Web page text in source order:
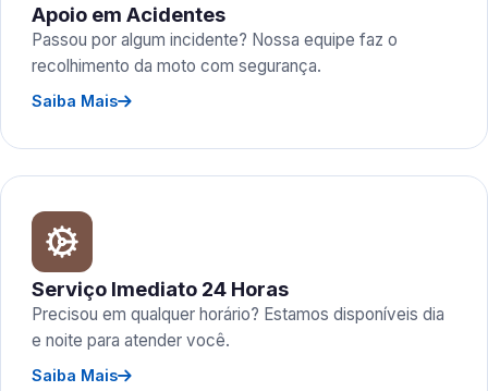
Apoio em Acidentes
Passou por algum incidente? Nossa equipe faz o
recolhimento da moto com segurança.
Saiba Mais
Serviço Imediato 24 Horas
Precisou em qualquer horário? Estamos disponíveis dia
e noite para atender você.
Saiba Mais